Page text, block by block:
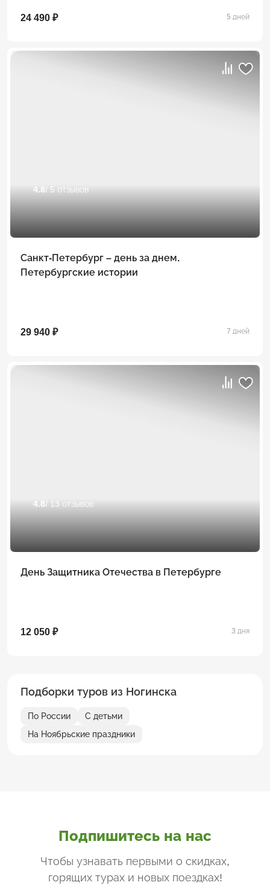
24 490 ₽ 5 дней
4.8/ 5 отзывов
Санкт-Петербург – день за днем.
Петербургские истории
29 940 ₽ 7 дней
4.8/ 13 отзывов
День Защитника Отечества в Петербурге
12 050 ₽ 3 дня
Подборки туров из Ногинска
По России
С детьми
На Ноябрьские праздники
Подпишитесь на нас
Чтобы узнавать первыми о скидках,
горящих турах и новых поездках!